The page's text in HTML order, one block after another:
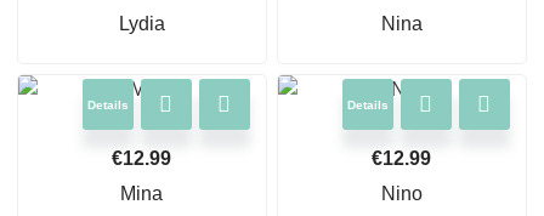
Lydia
Nina
Details
€12.99
Mina
Details
€12.99
Nino